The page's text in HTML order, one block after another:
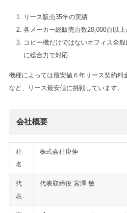
リース販売35年の実績
各メーカー総販売台数20,000台以
コピー機だけではないオフィス全
に総合力で対応
機種によっては最安値６年リース契約料
など、リース最安値に挑戦しています。
会社概要
社
名
株式会社庚伸
代
表
代表取締役 宮澤 敏